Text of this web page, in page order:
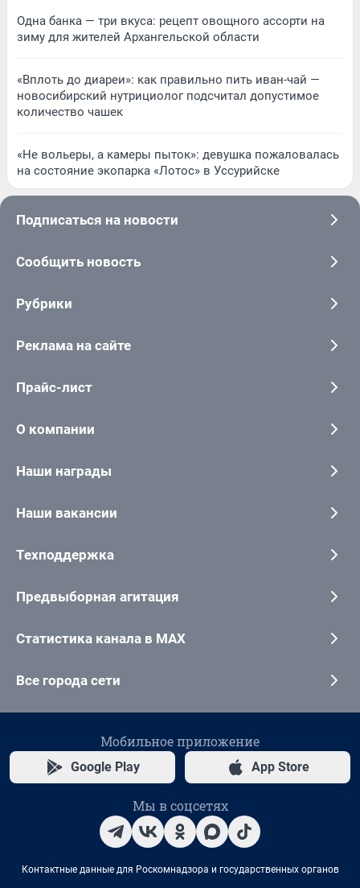
Одна банка — три вкуса: рецепт овощного ассорти на
зиму для жителей Архангельской области
«Вплоть до диареи»: как правильно пить иван-чай —
новосибирский нутрициолог подсчитал допустимое
количество чашек
«Не вольеры, а камеры пыток»: девушка пожаловалась
на состояние экопарка «Лотос» в Уссурийске
Подписаться на новости
Сообщить новость
Рубрики
Реклама на сайте
Прайс-лист
О компании
Наши награды
Наши вакансии
Техподдержка
Предвыборная агитация
Статистика канала в MAX
Все города сети
Мобильное приложение
Google Play App Store
Мы в соцсетях
Контактные данные для Роскомнадзора и государственных органов